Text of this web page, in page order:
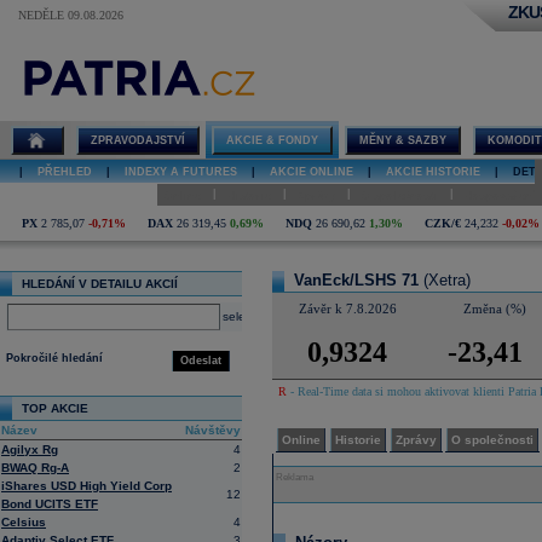
NEDĚLE 09.08.2026
VanEck/LSHS
71 diskuze
ZPRAVODAJSTVÍ AKCIE & FONDY MĚNY & SAZBY
PŘEHLED INDEXY A FUTURES AKCIE ONLINE AKCIE HISTORIE
PX 2 785,07 -0,71% DAX 26 319,45 0,69% NDQ 26 690,62 1,30% CZK/€ 24,232 -0,02%
HLEDÁNÍ V DETAILU AKCIÍ
select
Odeslat
Pokročilé hledání
TOP AKCIE
Název
Návštěvy
Agilyx Rg
4
BWAQ Rg-A
2
iShares USD High Yield Corp
Bond UCITS ETF
12
Celsius
4
VanEck/LSHS 71 (Xetra)
Závěr k 7.8.2026 Změna (%)
0,9324 -23,41
R - Real-Time data si mohou aktivovat klienti
Online Historie Zprávy O společnosti
Reklama